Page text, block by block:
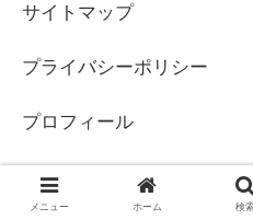
サイトマップ
プライバシーポリシー
プロフィール
メニュー ホーム 検